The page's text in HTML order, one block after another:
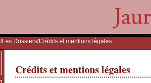
/Les Dossiers/Crédits et mentions légales
Crédits et mentions légales